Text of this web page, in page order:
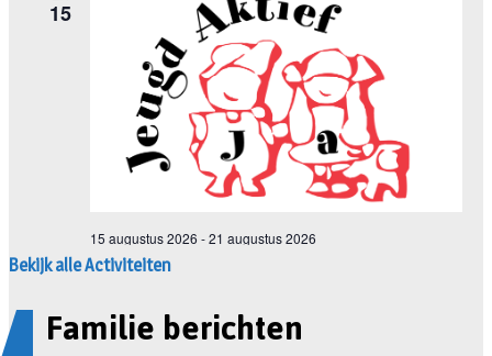
Bekijk alle Activiteiten
Familie berichten